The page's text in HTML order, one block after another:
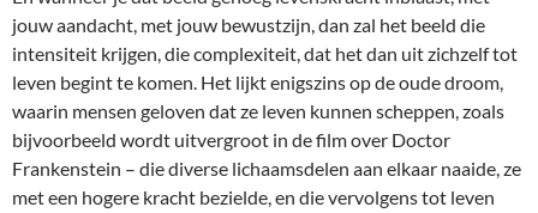
jouw aandacht, met jouw bewustzijn, dan zal het beeld die
intensiteit krijgen, die complexiteit, dat het dan uit zichzelf tot
leven begint te komen. Het lijkt enigszins op de oude droom,
waarin mensen geloven dat ze leven kunnen scheppen, zoals
bijvoorbeeld wordt uitvergroot in de film over Doctor
Frankenstein – die diverse lichaamsdelen aan elkaar naaide, ze
met een hogere kracht bezielde, en die vervolgens tot leven